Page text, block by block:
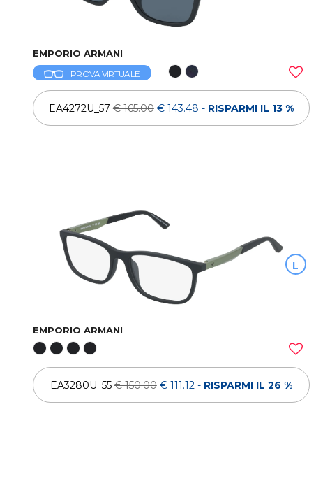
EMPORIO ARMANI
PROVA VIRTUALE
EA4272U_57€ 165.00 € 143.48 - RISPARMI IL 13 %
L
EMPORIO ARMANI
EA3280U_55€ 150.00 € 111.12 - RISPARMI IL 26 %